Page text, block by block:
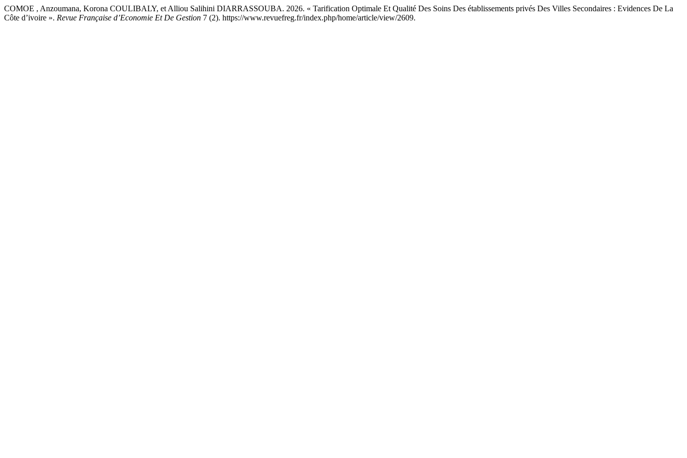
COMOE , Anzoumana, Korona COULIBALY, et Alliou Salihini DIARRASSOUBA. 2026. « Tarification Optimale Et Qualité Des Soins Des établissements privés Des Villes Secondaires : Evidences De La
Côte d’ivoire ». Revue Française d’Economie Et De Gestion 7 (2). https://www.revuefreg.fr/index.php/home/article/view/2609.